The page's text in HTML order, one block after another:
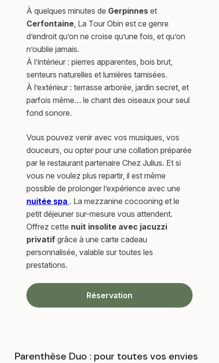
À quelques minutes de Gerpinnes et
Cerfontaine, La Tour Obin est ce genre
d’endroit qu’on ne croise qu’une fois, et qu’on
n’oublie jamais.
À l’intérieur : pierres apparentes, bois brut,
senteurs naturelles et lumières tamisées.
À l’extérieur : terrasse arborée, jardin secret, et
parfois même… le chant des oiseaux pour seul
fond sonore.
Vous pouvez venir avec vos musiques, vos
douceurs, ou opter pour une collation préparée
par le restaurant partenaire Chez Julius. Et si
vous ne voulez plus repartir, il est même
possible de prolonger l’expérience avec une
nuitéespa . La mezzanine cocooning et le
petit déjeuner sur-mesure vous attendent.
Offrez cette nuit insolite avec jacuzzi
privatifgrâce à une carte cadeau
personnalisée, valable sur toutes les
prestations.
Réservation
Parenthèse Duo : pour toutes vos envies